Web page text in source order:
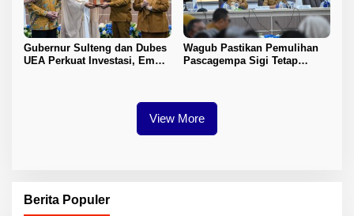
Gubernur Sulteng dan Dubes
UEA Perkuat Investasi, Empat
Wagub Pastikan Pemulihan
Pascagempa Sigi Tetap
View More
Berita Populer